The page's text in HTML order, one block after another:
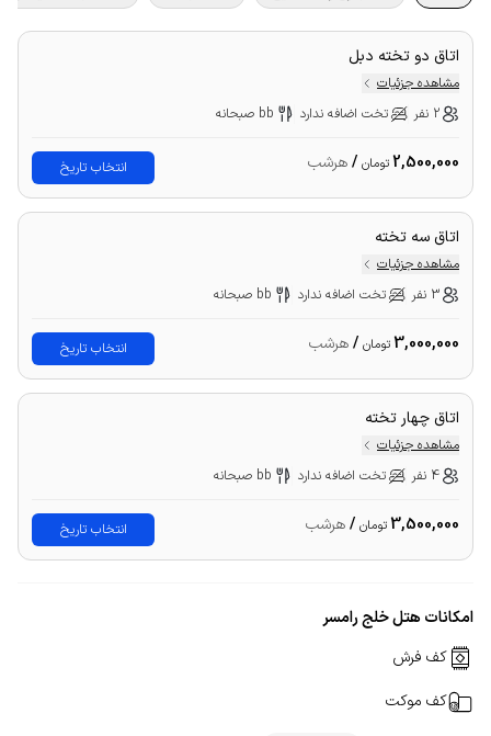
اتاق دو تخته دبل
مشاهده جزئیات
2 نفر
تخت اضافه ندارد bb صبحانه
2,500,000تومان /هرشب انتخاب تاریخ
اتاق سه تخته
مشاهده جزئیات
3 نفر
تخت اضافه ندارد bb صبحانه
3,000,000تومان /هرشب انتخاب تاریخ
اتاق چهار تخته
مشاهده جزئیات
4 نفر
تخت اضافه ندارد bb صبحانه
3,500,000تومان /هرشب انتخاب تاریخ
امکانات هتل خلج رامسر
کف فرش
کف موکت